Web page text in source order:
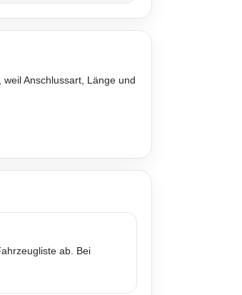
Anschlussart, Länge und
ab. Bei